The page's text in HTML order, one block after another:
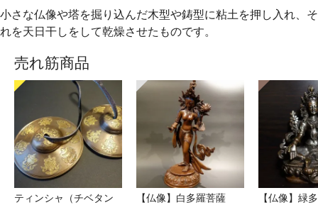
小さな仏像や塔を掘り込んだ木型や鋳型に粘土を押し入れ、そ
れを天日干しをして乾燥させたものです。
売れ筋商品
ティンシャ（チベタン
【仏像】白多羅菩薩
【仏像】緑